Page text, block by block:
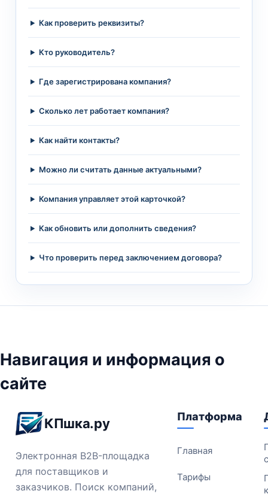
Как проверить реквизиты?
Кто руководитель?
Где зарегистрирована компания?
Сколько лет работает компания?
Как найти контакты?
Можно ли считать данные актуальными?
Компания управляет этой карточкой?
Как обновить или дополнить сведения?
Что проверить перед заключением договора?
Навигация и информация о
сайте
КПшка.ру
Электронная B2B-площадка
для поставщиков и
заказчиков. Поиск компаний,
Платформа
Главная
Тарифы